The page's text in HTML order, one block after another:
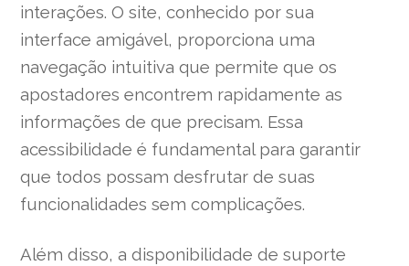
interações. O site, conhecido por sua
interface amigável, proporciona uma
navegação intuitiva que permite que os
apostadores encontrem rapidamente as
informações de que precisam. Essa
acessibilidade é fundamental para garantir
que todos possam desfrutar de suas
funcionalidades sem complicações.
Além disso, a disponibilidade de suporte